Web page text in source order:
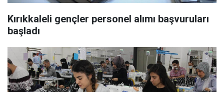
Kırıkkaleli gençler personel alımı başvuruları
başladı